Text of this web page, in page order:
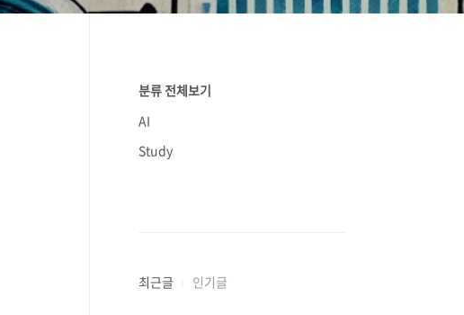
분류 전체보기
AI
Study
최근글 인기글